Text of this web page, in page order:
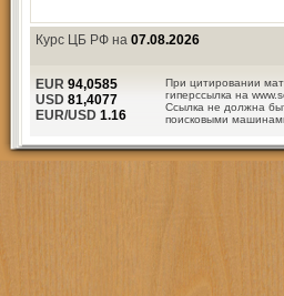
Курс ЦБ РФ на 07.08.2026
При цитировании
гиперссылка на
Ссылка не должна
поисковыми
EUR 94,0585
USD 81,4077
EUR/USD 1.16